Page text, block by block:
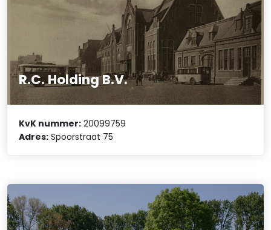
R.C. Holding B.V.
KvK nummer: 20099759
Adres: Spoorstraat 75